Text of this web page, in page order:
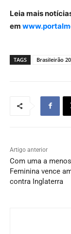
Leia mais
em
TAGS Brasileirão
Artigo anterior
Com uma a
Feminina vence
contra Inglaterra